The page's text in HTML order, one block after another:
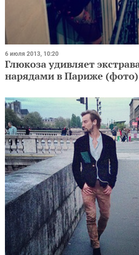
6 июля 2013, 10:20
Глюкоза удивляет
нарядами в Париже (фото)